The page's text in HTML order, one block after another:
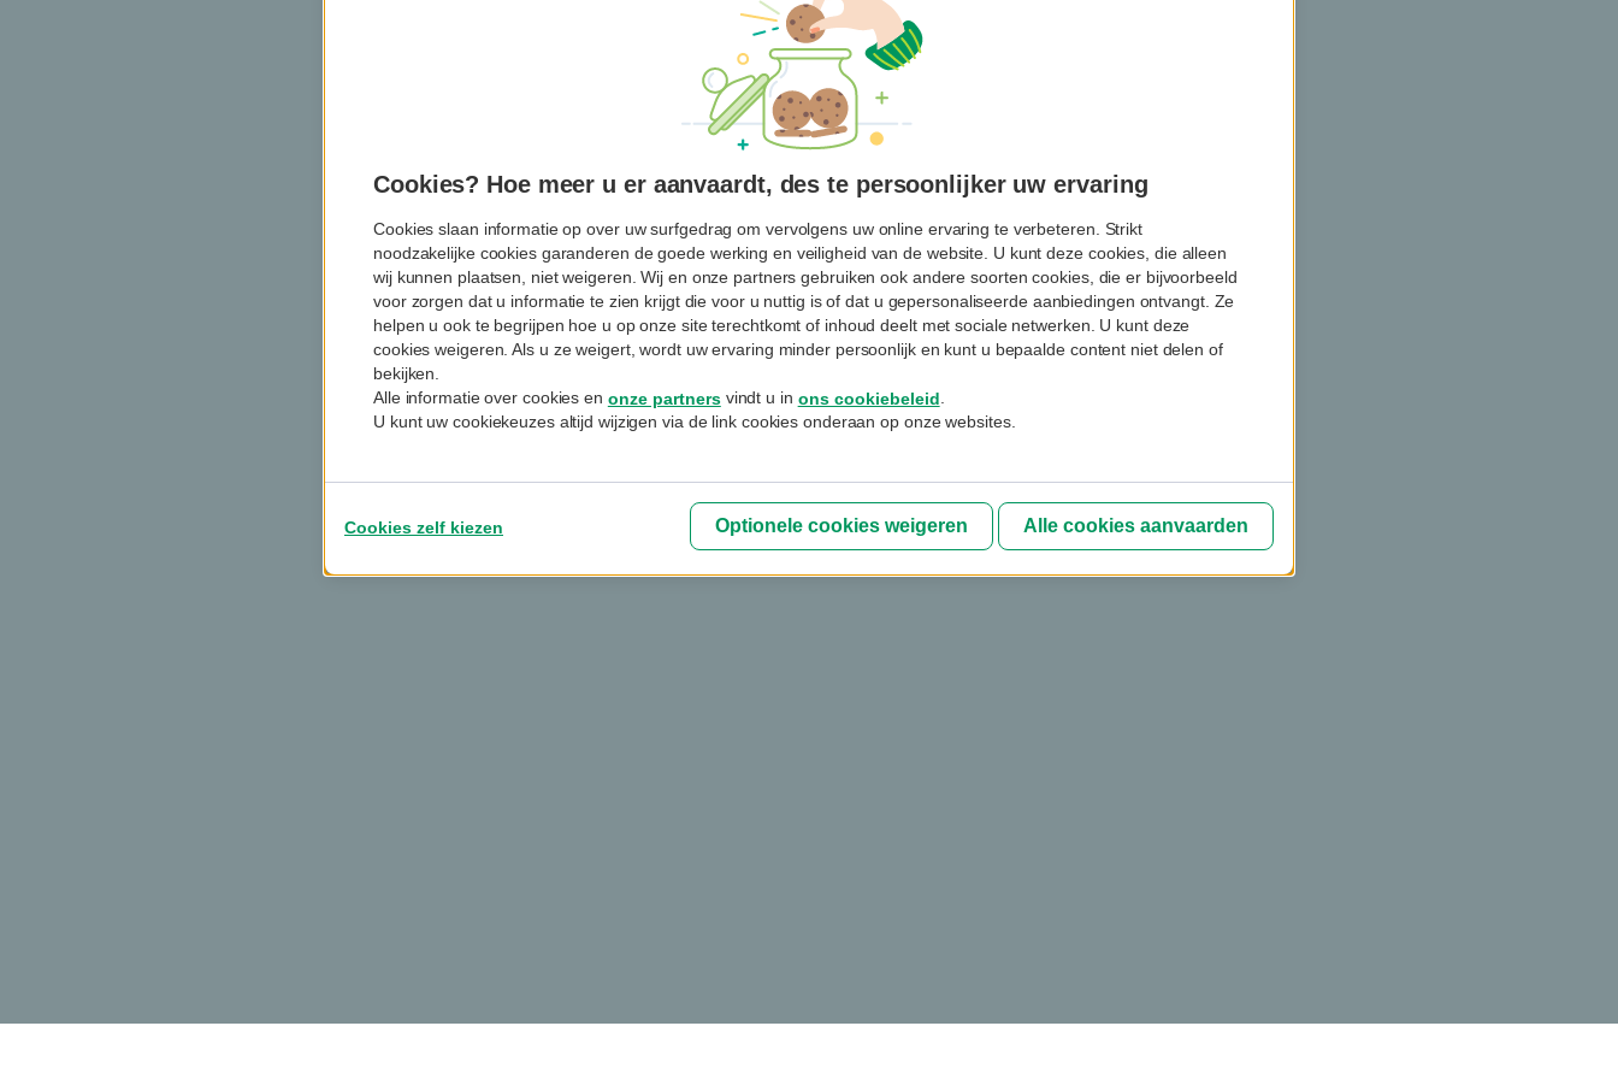
Uw paswoord vergeten?
Blijf aangemeld
AANMELDEN
Inschrijven
Hebt u nog geen MyExperts profiel
aangemaakt of uw gebruikersnaam vergeten.
Spreek er uw adviseur over aan.
De bank verwerkt uw persoonsgegevens overeenkomstig metde
Privacyverklaring
van BNP Paribas Fortis NV die u ook in alle kantoren
Cookies? Hoe meer u er aanvaardt, des te persoonlijker uw ervaring
Cookies slaan informatie op over uw surfgedrag om vervolgens uw online ervaring te verbeteren. Strikt
noodzakelijke cookies garanderen de goede werking en veiligheid van de website. U kunt deze cookies, die alleen
wij kunnen plaatsen, niet weigeren. Wij en onze partners gebruiken ook andere soorten cookies, die er bijvoorbeeld
voor zorgen dat u informatie te zien krijgt die voor u nuttig is of dat u gepersonaliseerde aanbiedingen ontvangt. Ze
helpen u ook te begrijpen hoe u op onze site terechtkomt of inhoud deelt met sociale netwerken. U kunt deze
cookies weigeren. Als u ze weigert, wordt uw ervaring minder persoonlijk en kunt u bepaalde content niet delen of
bekijken.
Alle informatie over cookies en onze partnersvindt u in ons cookiebeleid
U kunt uw cookiekeuzes altijd wijzigen via de link cookies onderaan op onze websites.
Cookies zelf kiezen Optionele cookies weigeren Alle cookies aanvaarden